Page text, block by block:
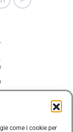
come i cookie per